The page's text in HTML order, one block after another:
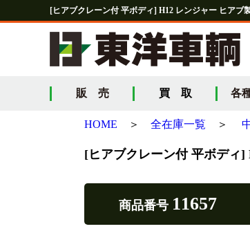
[ヒアブクレーン付 平ボディ] H12 レンジャー ヒアブ
販 売 買 取 各
HOME ＞ 全在庫一覧 ＞
[ヒアブクレーン付 平ボディ]
商品番号 11657